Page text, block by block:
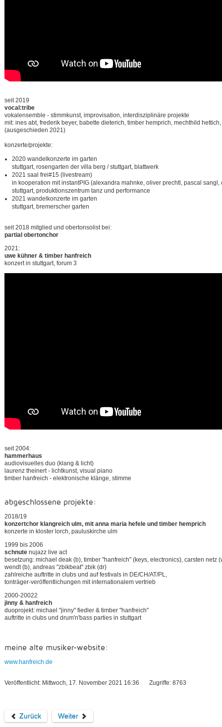
seit 2019
vocal:tribe
vokalensemble - stimmkunst, improvisation, interdisziplinäre projekte
mit: ines abt, frederik beyer, babette dieterich, timber hemprich, mechthild
(ausgeschieden 2021)
konzerte/projekte:
2020 wandelkonzerte im garten
stuttgart, rosengarten der villa berg / stuttgart, blattwerk
2021 saal frei#15 (livestream)
in kooperation mit instantPIG (alexandra mahnke, oliver prechtl, pascal
stuttgart, produktionszentrum tanz und performance
2021 wandelkonzerte im garten
stuttgart, bremerscher garten
seit 2018 mitglied und obertonsolist bei:
partial obertonchor
2021:
uwe kühner & timber hanfreich
konzert in stuttgart, forum 3
seit 2004:
hammerhaus
audiovisuelles duo (klang & licht)
laurenz theinert - lichtkunst, visual piano
timber hanfreich - elektronische klänge, stimme
abgeschlossene projekte:
2018/19
konzertchor klangreich ulm, mit anna maria hefele und timber hemprich
konzerte in kloster lorch, pauluskirche ulm
1999 bis 2006
schnutenujazz live act
besetzung: michael deak (b), timber "hanfreich" (keys, electronics), carsten netz
wendt (b), andreas "zbikbeat" zbik (dr)
zahlreiche auftritte in clubs und auf festivals in DE/CH/AT/PL,
tonträger-veröffentlichungen mit internationalem vertrieb
2000-20022
jinny & hanfreich
duoprojekt: michael "jinny" fiedler & timber "hanfreich"
auftritte in clubs und drum'n'bass parties in stuttgart
meine alte musiker-website:
www.hanfreich.de
Veröffentlicht: Mittwoch, 17. November 2021 16:36 Zugriffe: 8763
Zurück Weiter